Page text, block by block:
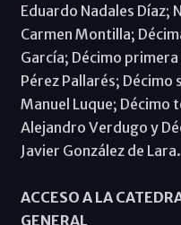
Eduardo Nadales Díaz;
Carmen Montilla;
García; Décimo primera
Pérez Pallarés;
Manuel Luque; Décimo
Alejandro Verdugo y
Javier González de Lara.
ACCESO A LA
GENERAL